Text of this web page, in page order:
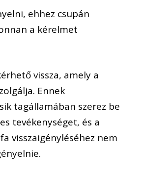
ehhez csupán
a kérelmet
vissza, amely a
Ennek
tagállamában szerez be
tevékenységet, és a
visszaigényléséhez nem